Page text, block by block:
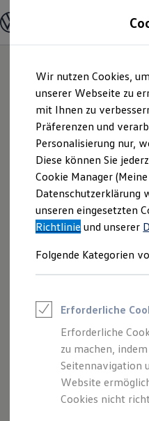
Hauptinhalt
springen
Footer
springen
Modelle und Konfigurator
Modelle
Elektroautos
ENERGY
Nutzfahrzeuge
SUV und CUV
Familienautos
Kombis
Kompaktwagen
Sportwagen
Schnell verfügbare
Angebote und Produkte
Aktuelle Angebote
E-Auto-Förderung
Volkswagen
Junge
Leasing
Leasing-
Junge
Elektroauto
Kleinwagen-
Leasing
Die
Wir nutzen Cookies,
unserer Webseite zu
mit Ihnen zu
Präferenzen und
Personalisierung nur,
Diese können Sie
Cookie Manager
Datenschutzerklärung
unseren eingesetzten
Richtlinie und unserer
Folgende Kategorien
Erforderliche
Erforderliche
zu machen,
Seitennavigation
Website
Cookies nicht